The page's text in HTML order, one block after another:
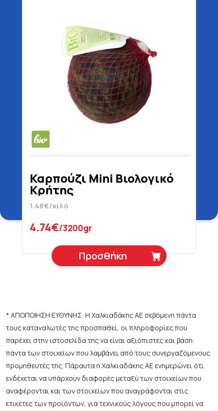
Καρπούζι Mini Βιολογικό
Κρήτης
1.48€/κιλό
4.74€/3200gr
Προσθήκη
* ΑΠΟΠΟΙΗΣΗ ΕΥΘΥΝΗΣ: Η Χαλκιαδάκης ΑΕ σεβόμενη πάντα
τους καταναλωτές της προσπαθεί, οι πληροφορίες που
παρέχει στην ιστοσελίδα της να είναι αξιόπιστες και βάση
πάντα των στοιχείων που λαμβάνει από τους συνεργαζόμενους
προμηθευτές της. Πάραυτα η Χαλκιαδάκης ΑΕ ενημερώνει ότι
ενδέχεται να υπάρχουν διαφορές μεταξύ των στοιχείων που
αναφέρονται και των στοιχείων που αναγράφονται στις
ετικέτες των προϊόντων, για τεχνικούς λόγους που μπορεί να